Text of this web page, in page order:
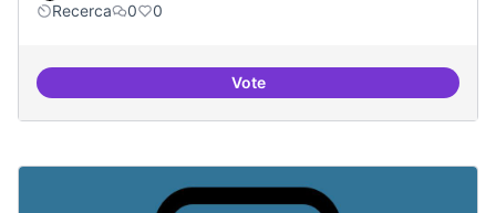
Recerca
0 0
VoteDigitalització de l'administració